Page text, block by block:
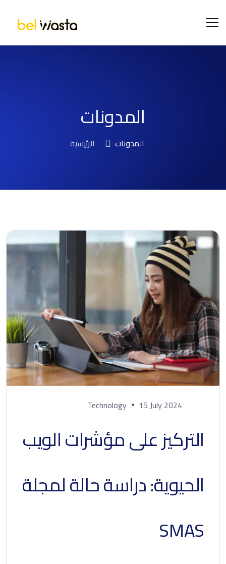
المدونات
الرئيسية المدونات
Technology 15 July 2024
التركيز على مؤشرات الويب
الحيوية: دراسة حالة لمجلة
SMAS